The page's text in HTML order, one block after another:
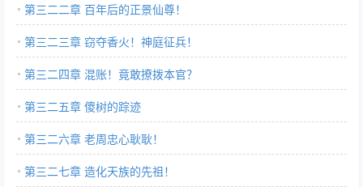
第三二二章 百年后的正景仙尊！
第三二三章 窃夺香火！神庭征兵！
第三二四章 混账！竟敢撩拨本官？
第三二五章 傻树的踪迹
第三二六章 老周忠心耿耿！
第三二七章 造化天族的先祖！